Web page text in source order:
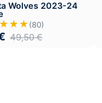
Wolves 2023-24
(80)
49,50€